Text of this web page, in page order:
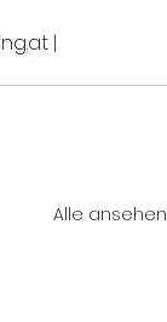
|
Alle ansehen